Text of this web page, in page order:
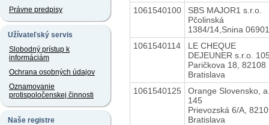
Právne predpisy
Užívateľský servis
Slobodný prístup k
informáciám
Ochrana osobných údajov
Oznamovanie
protispoločenskej činnosti
Naše registre
1061540100
SBS MAJOR1 s.r.o.
Pčolinská
1384/14,Snina 06901
1061540114
LE CHEQUE
DEJEUNER s.r.o.
Paričkova 18, 82108
Bratislava
1061540125
Orange Slovensko,
145
Prievozská 6/A,
Bratislava